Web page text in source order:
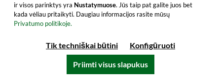
Monymusk 1998/2022 - 23 Year Old AHJ
Thankful)
Yra tik 181 buteliai šio 23 metus brandinto
Jamaikos vieno statinės romo su 59,4% tūrio.
Geriausia imtis iš karto!
ir visos parinktys yra Nustatymuose. Jūs taip pat galite juos bet
kada vėliau pritaikyti. Daugiau informacijos rasite mūsų
Privatumo politikoje.
Tik techniškai būtini Konfigūruoti
Priimti visus slapukus